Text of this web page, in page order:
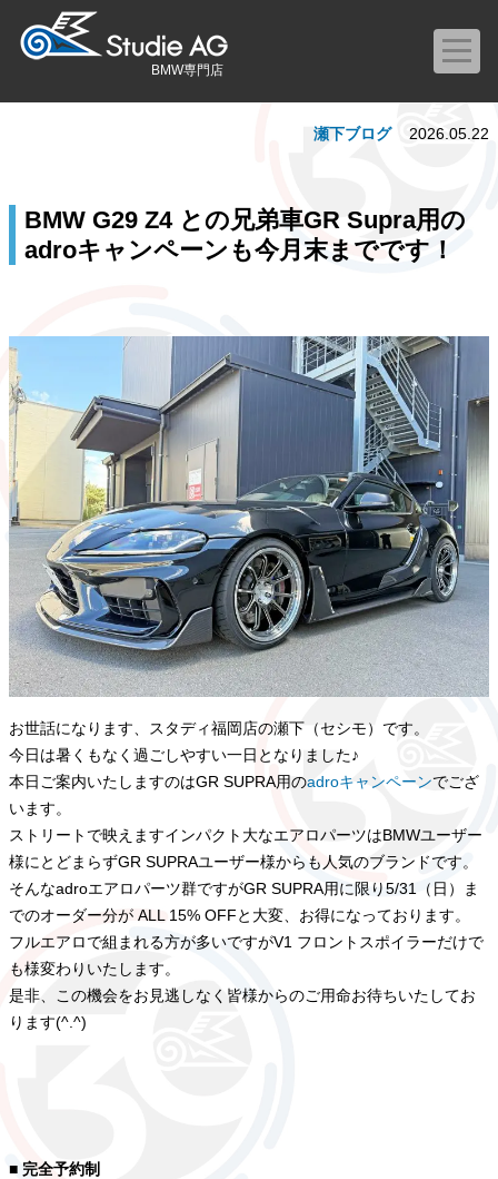
BMW専門店
BMW G29 Z4 との兄弟車GR Supra用の
adroキャンペーンも今月末までです！
瀬下ブログ 2026.05.22
お世話になります、スタディ福岡店の瀬下（セシモ）です。
今日は暑くもなく過ごしやすい一日となりました♪
本日ご案内いたしますのはGR SUPRA用のadroキャンペーンでござ
います。
ストリートで映えますインパクト大なエアロパーツはBMWユーザー
様にとどまらずGR SUPRAユーザー様からも人気のブランドです。
そんなadroエアロパーツ群ですがGR SUPRA用に限り5/31（日）ま
でのオーダー分が ALL 15% OFFと大変、お得になっております。
フルエアロで組まれる方が多いですがV1 フロントスポイラーだけで
も様変わりいたします。
是非、この機会をお見逃しなく皆様からのご用命お待ちいたしてお
ります(^.^)
■ 完全予約制